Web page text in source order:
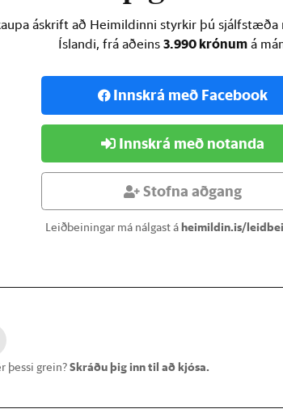
áskrift að Heimildinni styrkir þú sjálfstæða
Íslandi, frá aðeins3.990 krónum á
Innskrá með Facebook
Innskrá með notanda
Stofna aðgang
Leiðbeiningar má nálgast áheimildin.is/
þessi grein?Skráðu þig inn til að kjósa.